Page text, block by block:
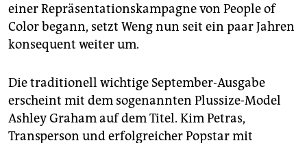
einer Repräsentationskampagne von People of
Color begann, setzt Weng nun seit ein paar Jahren
konsequent weiter um.
Die traditionell wichtige September-Ausgabe
erscheint mit dem sogenannten Plussize-Model
Ashley Graham auf dem Titel. Kim Petras,
Transperson und erfolgreicher Popstar mit